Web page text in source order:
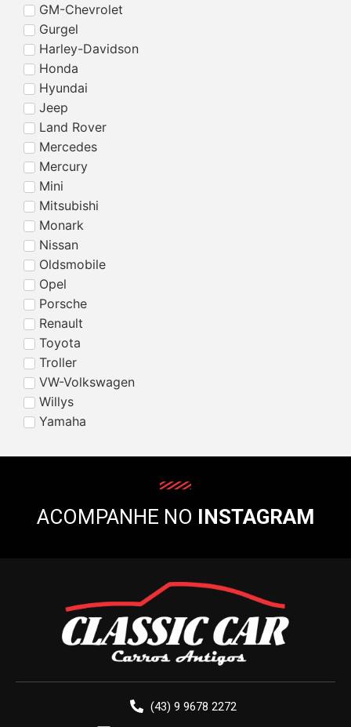
GM-Chevrolet
Gurgel
Harley-Davidson
Honda
Hyundai
Jeep
Land Rover
Mercedes
Mercury
Mini
Mitsubishi
Monark
Nissan
Oldsmobile
Opel
Porsche
Renault
Toyota
Troller
VW-Volkswagen
Willys
Yamaha
ACOMPANHE NO INSTAGRAM
(43) 9 9678 2272